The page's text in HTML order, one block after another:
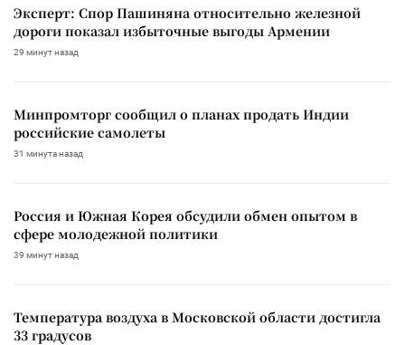
Эксперт: Спор Пашиняна относительно железной
дороги показал избыточные выгоды Армении
29 минут назад
Минпромторг сообщил о планах продать Индии
российские самолеты
31 минута назад
Россия и Южная Корея обсудили обмен опытом в
сфере молодежной политики
39 минут назад
Температура воздуха в Московской области достигла
33 градусов